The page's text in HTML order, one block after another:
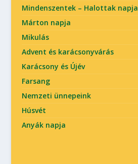
Mindenszentek – Halottak napja
Márton napja
Mikulás
Advent és karácsonyvárás
Karácsony és Újév
Farsang
Nemzeti ünnepeink
Húsvét
Anyák napja